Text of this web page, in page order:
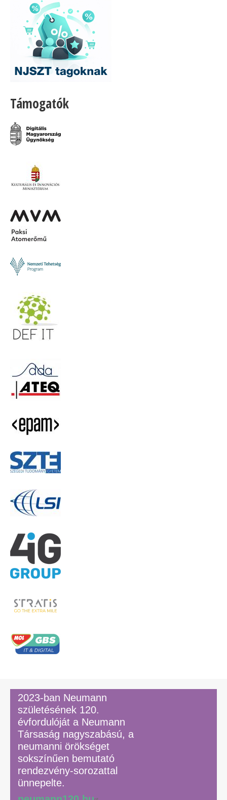
Támogatók
2023-ban Neumann
születésének 120.
évfordulóját a Neumann
Társaság nagyszabású, a
neumanni örökséget
sokszínűen bemutató
rendezvény-sorozattal
ünnepelte.